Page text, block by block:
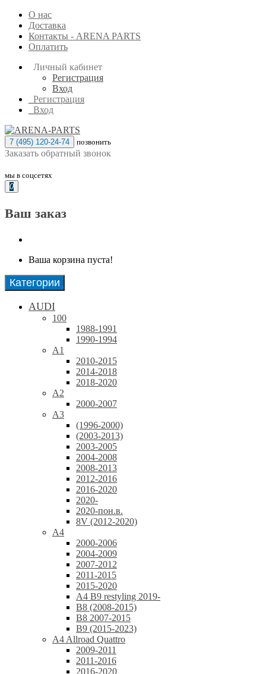
О нас
Доставка
Контакты - ARENA PARTS
Оплатить
Личный кабинет
Регистрация
Вход
Регистрация
Вход
7 (495) 120-24-74 позвонить
Заказать обратный звонок
мы в соцсетях
0
Ваш заказ
Ваша корзина пуста!
Категории
AUDI
100
1988-1991
1990-1994
A1
2010-2015
2014-2018
2018-2020
A2
2000-2007
A3
(1996-2000)
(2003-2013)
2003-2005
2004-2008
2008-2013
2012-2016
2016-2020
2020-
2020-пон.в.
8V (2012-2020)
A4
2000-2006
2004-2009
2007-2012
2011-2015
2015-2020
A4 B9 restyling 2019-
B8 (2008-2015)
B8 2007-2015
B9 (2015-2023)
A4 Allroad Quattro
2009-2011
2011-2016
2016-2020